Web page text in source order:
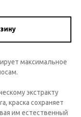
максимальное
экстракту
краска сохраняет
им естественный